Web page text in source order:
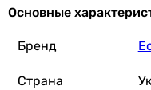
Основные
Бренд
Страна